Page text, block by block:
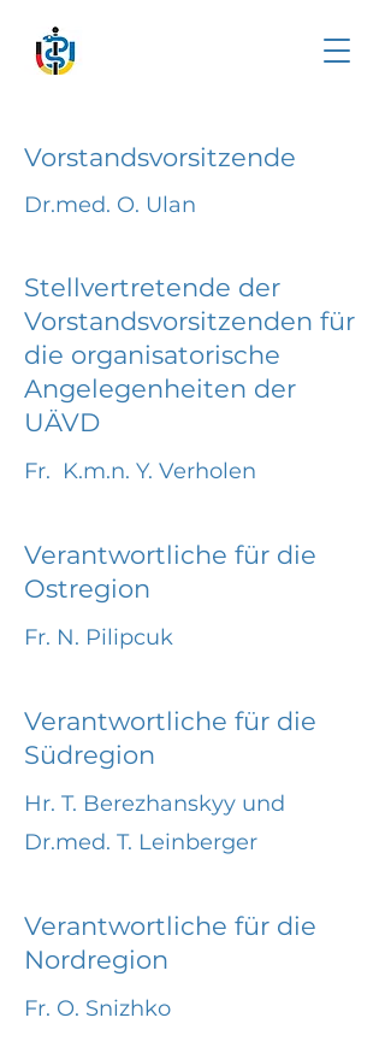
Vorstandsvorsitzende
Dr.med. O. Ulan
Stellvertretende der
Vorstandsvorsitzenden für
die organisatorische
Angelegenheiten der
UÄVD
Fr. K.m.n. Y. Verholen
Verantwortliche für die
Ostregion
Fr. N. Pilipcuk
Verantwortliche für die
Südregion
Hr. T. Berezhanskyy und
Dr.med. T. Leinberger
Verantwortliche für die
Nordregion
Fr. O. Snizhko